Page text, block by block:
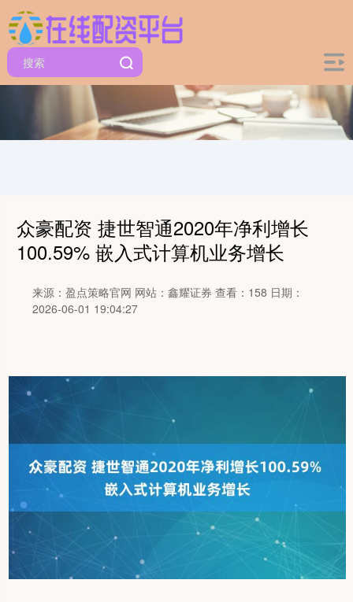
众豪配资 捷世智通2020年净利增长
100.59% 嵌入式计算机业务增长
来源：盈点策略官网 网站：鑫耀证券 查看：158 日期：
2026-06-01 19:04:27